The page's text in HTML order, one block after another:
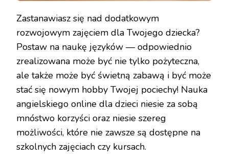
Zastanawiasz się nad dodatkowym
rozwojowym zajęciem dla Twojego dziecka?
Postaw na naukę języków — odpowiednio
zrealizowana może być nie tylko pożyteczna,
ale także może być świetną zabawą i być może
stać się nowym hobby Twojej pociechy! Nauka
angielskiego online dla dzieci niesie za sobą
mnóstwo korzyści oraz niesie szereg
możliwości, które nie zawsze są dostępne na
szkolnych zajęciach czy kursach.